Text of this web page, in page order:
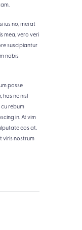
ius no, mei at
mea, vero veri
suscipiantur
nobis
posse
has ne nisl
rebum
in. At vim
eos at.
viris nostrum